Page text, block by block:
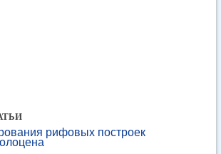
рифовых построек